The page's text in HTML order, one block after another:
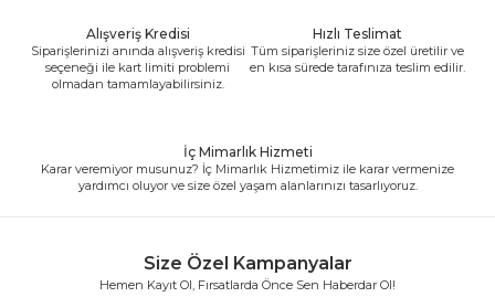
Alışveriş Kredisi
Siparişlerinizi anında alışveriş kredisi
seçeneği ile kart limiti problemi
olmadan tamamlayabilirsiniz.
Hızlı Teslimat
Tüm siparişleriniz size özel üretilir ve
en kısa sürede tarafınıza teslim edilir.
İç Mimarlık Hizmeti
Karar veremiyor musunuz? İç Mimarlık Hizmetimiz ile karar vermenize
yardımcı oluyor ve size özel yaşam alanlarınızı tasarlıyoruz.
Size Özel Kampanyalar
Hemen Kayıt Ol, Fırsatlarda Önce Sen Haberdar Ol!